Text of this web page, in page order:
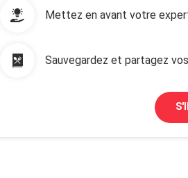
Mettez en avant votre
Sauvegardez et partagez